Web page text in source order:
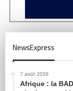
NewsExpress
7 août 2026
Afrique : la